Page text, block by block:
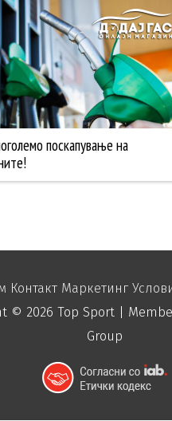
Контакт Маркетинг
© 2026 Top Sport|
Group